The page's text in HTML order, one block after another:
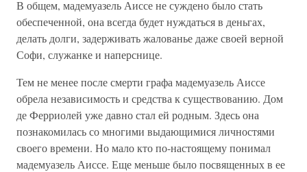
В общем, мадемуазель Аиссе не суждено было стать
обеспеченной, она всегда будет нуждаться в деньгах,
делать долги, задерживать жалованье даже своей верной
Софи, служанке и наперснице.
Тем не менее после смерти графа мадемуазель Аиссе
обрела независимость и средства к существованию. Дом
де Ферриолей уже давно стал ей родным. Здесь она
познакомилась со многими выдающимися личностями
своего времени. Но мало кто по-настоящему понимал
мадемуазель Аиссе. Еще меньше было посвященных в ее